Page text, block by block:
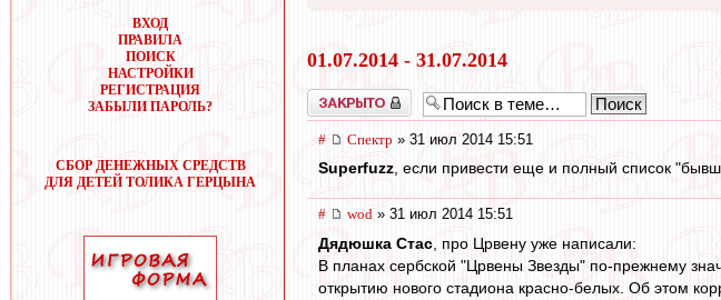
ВХОД
ПРАВИЛА
ПОИСК
НАСТРОЙКИ
РЕГИСТРАЦИЯ
ЗАБЫЛИ ПАРОЛЬ?
СБОР ДЕНЕЖНЫХ СРЕДСТВ
ДЛЯ ДЕТЕЙ ТОЛИКА ГЕРЦЫНА
01.07.2014 - 31.07.2014
Закрыто
# Спектр » 31 июл 2014 15:51
Superfuzz, если привести еще и полный список
# wod » 31 июл 2014 15:51
Дядюшка Стас , про Црвену уже написали:
В планах сербской "Црвены Звезды" по-прежнему
открытию нового стадиона красно-белых. Об этом